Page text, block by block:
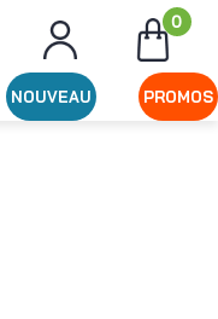
0
NOUVEAU PROMOS